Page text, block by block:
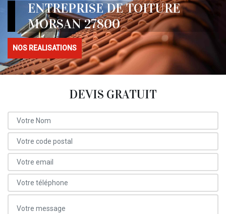
ENTREPRISE DE TOITURE
MORSAN 27800
NOS REALISATIONS
DEVIS GRATUIT